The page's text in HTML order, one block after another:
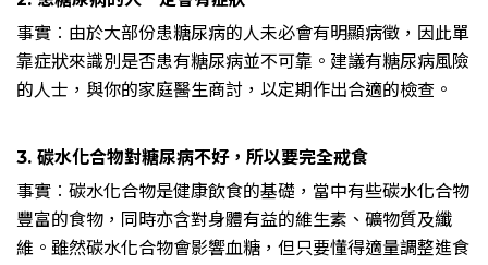
事實︰由於大部份患糖尿病的人未必會有明顯病徵，因此單
靠症狀來識別是否患有糖尿病並不可靠。建議有糖尿病風險
的人士，與你的家庭醫生商討，以定期作出合適的檢查。
3. 碳水化合物對糖尿病不好，所以要完全戒食
事實︰碳水化合物是健康飲食的基礎，當中有些碳水化合物
豐富的食物，同時亦含對身體有益的維生素、礦物質及纖
維。雖然碳水化合物會影響血糖，但只要懂得適量調整進食